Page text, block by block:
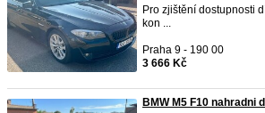
Pro zjištění dostupnosti
kon ...
Praha 9 - 190 00
3 666 Kč
BMW M5 F10 nahradni